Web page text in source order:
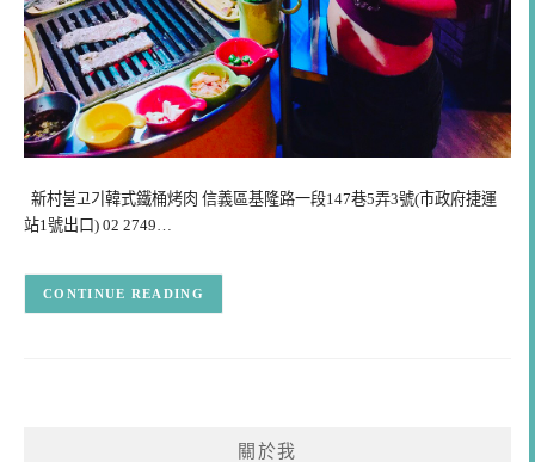
新村불고기韓式鐵桶烤肉 信義區基隆路一段147巷5弄3號(市政府捷運
站1號出口) 02 2749…
CONTINUE READING
關於我